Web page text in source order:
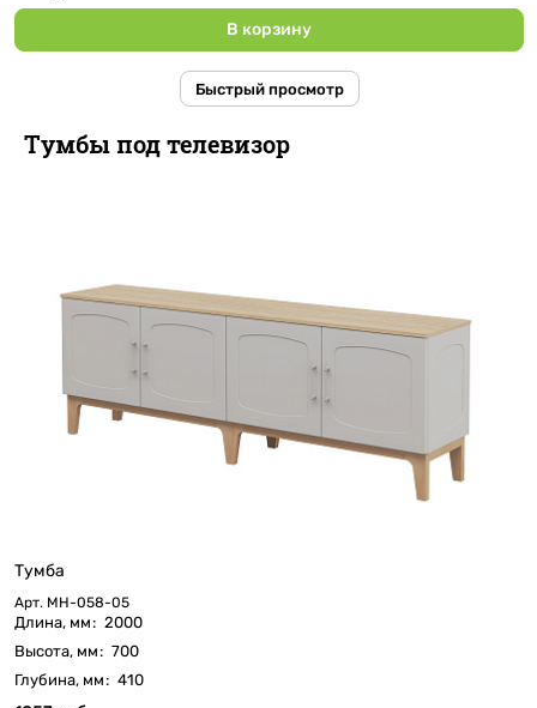
В корзину
Быстрый просмотр
Тумбы под телевизор
Тумба
Арт. МН-058-05
Длина, мм: 2000
Высота, мм: 700
Глубина, мм: 410